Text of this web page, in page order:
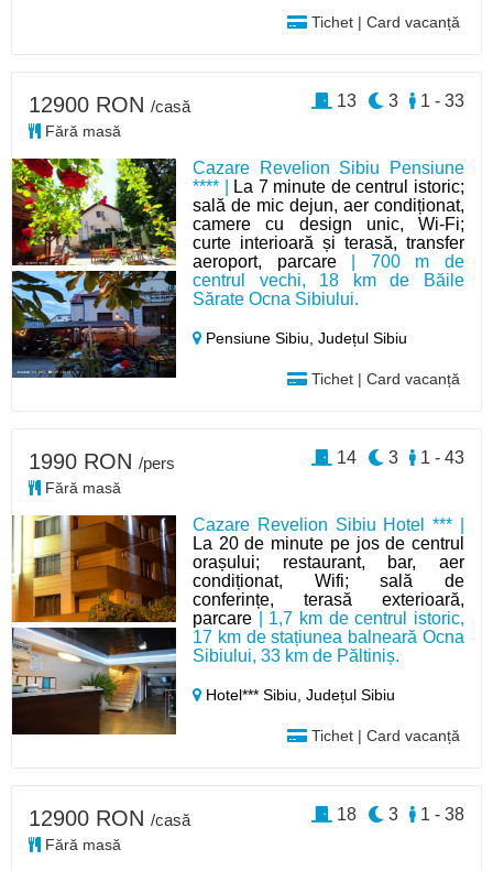
Tichet | Card vacanță
Cazare Revelion Sibiu Pensiune
**** |
La 7 minute de centrul istoric;
sală de mic dejun, aer condiționat,
camere cu design unic, Wi-Fi;
curte interioară și terasă, transfer
aeroport, parcare| 700 m de
centrul vechi, 18 km de Băile
Sărate Ocna Sibiului.
Pensiune Sibiu,Județul Sibiu
Tichet | Card vacanță
12900 RON /casă
Fără masă
1 - 33
3
13
Cazare Revelion Sibiu Hotel *** |
La 20 de minute pe jos de centrul
orașului; restaurant, bar, aer
condiționat, Wifi; sală de
conferințe, terasă exterioară,
parcare | 1,7 km de centrul istoric,
17 km de stațiunea balneară Ocna
Sibiului, 33 km de Păltiniș.
Hotel*** Sibiu,Județul Sibiu
Tichet | Card vacanță
1990 RON /pers
Fără masă
1 - 43
3
14
12900 RON /casă
Fără masă
1 - 38
3
18